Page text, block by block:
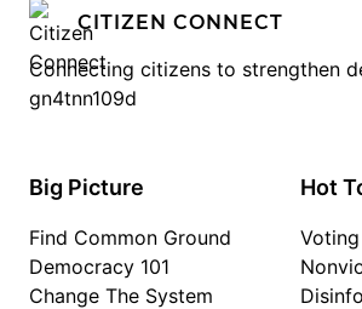
CITIZEN CONNECT
Connecting citizens to strengthen
gn4tnn109d
Big Picture
Find Common Ground
Democracy 101
Change The System
Hot
Voting